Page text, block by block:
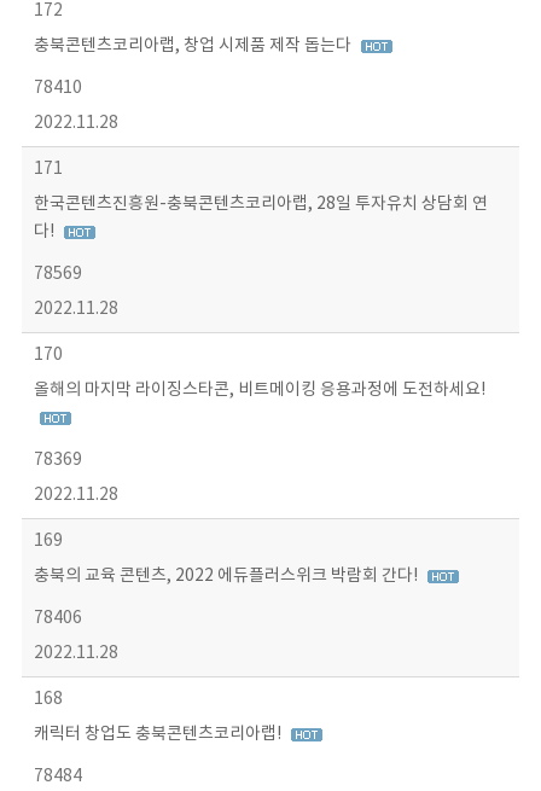
172
충북콘텐츠코리아랩, 창업 시제품 제작 돕는다
78410
2022.11.28
171
한국콘텐츠진흥원-충북콘텐츠코리아랩, 28일 투자유치 상담회 연
다!
78569
2022.11.28
170
올해의 마지막 라이징스타콘, 비트메이킹 응용과정에 도전하세요!
78369
2022.11.28
169
충북의 교육 콘텐츠, 2022 에듀플러스위크 박람회 간다!
78406
2022.11.28
168
캐릭터 창업도 충북콘텐츠코리아랩!
78484